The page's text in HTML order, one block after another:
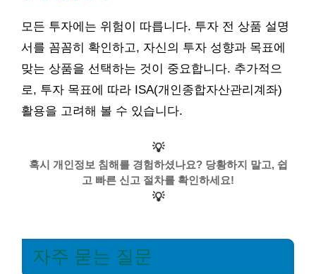
모든 투자에는 위험이 따릅니다. 투자 전 상품 설명
서를 꼼꼼히 확인하고, 자신의 투자 성향과 목표에
맞는 상품을 선택하는 것이 중요합니다. 추가적으
로, 투자 목표에 따라 ISA(개인종합자산관리계좌)
활용을 고려해 볼 수 있습니다.
💡
혹시 개인정보 침해를 경험하셨나요? 당황하지 말고, 쉽
고 빠른 신고 절차를 확인하세요!
💡
자주 묻는 질문